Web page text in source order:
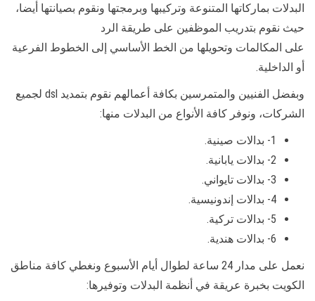
البدلات بماركاتها المتنوعة وتركيبها وبرمجتها ونقوم بصيانتها أيضا،
حيث نقوم بتدريب الموظفين على طريقة الرد
على المكالمات وتحويلها من الخط الأساسي إلى الخطوط الفرعية
أو الداخلية.
وبفضل الفنيين والمتمرسين بكافة أعمالهم نقوم بتمديد dsl لجميع
الشركات، ونوفر كافة الأنواع من البدلات منها:
1- بدالات صينية.
2- بدالات يابانية.
3- بدالات تايواني.
4- بدالات إندونيسية.
5- بدالات تركية.
6- بدالات هندية.
نعمل على مدار 24 ساعة لطوال أيام الأسبوع ونغطي كافة مناطق
الكويت بخبرة عريقة في أنظمة البدلات وتوفيرها: